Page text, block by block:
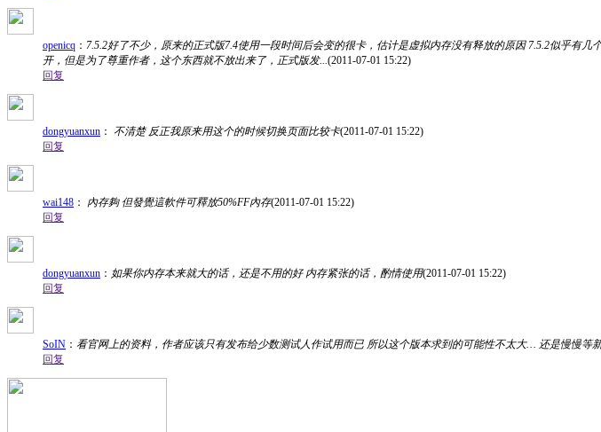
openicq ： 7.5.2好了不少，原来的正式版7.4使用一段时间后会变的很卡，估计是虚拟内存没有释放的原因 7.5.2似乎有
开，但是为了尊重作者，这个东西就不放出来了，正式版发...(2011-07-01 15:22)
回复
dongyuanxun ： 不清楚 反正我原来用这个的时候切换页面比较卡(2011-07-01 15:22)
回复
wai148 ： 內存夠 但發覺這軟件可釋放50%FF內存(2011-07-01 15:22)
回复
dongyuanxun ： 如果你内存本来就大的话，还是不用的好 内存紧张的话，酌情使用(2011-07-01 15:22)
回复
SoIN ： 看官网上的资料，作者应该只有发布给少数测试人作试用而已 所以这个版本求到的可能性不太大… 还是慢慢等
回复